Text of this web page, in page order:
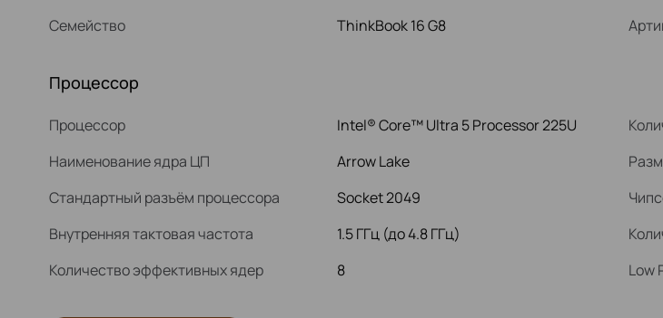
Семейство
ThinkBook 16 G8
Процессор
Процессор Intel® Core™ Ultra 5 Processor 225U
Наименование ядра ЦП
Arrow Lake
Стандартный разъём процессора
Socket 2049
Внутренняя тактовая частота
1.5 ГГц (до 4.8 ГГц)
Количество эффективных ядер
8 Low